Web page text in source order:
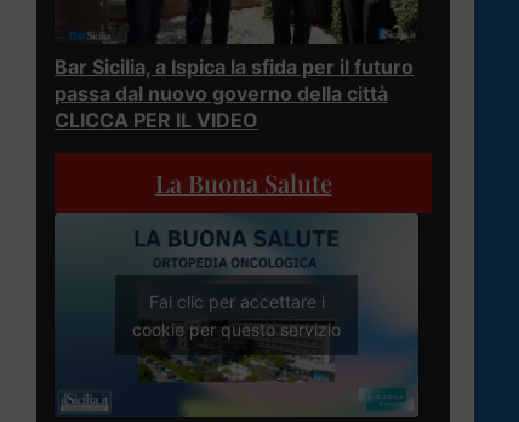
Bar Sicilia, a Ispica la sfida per il futuro
passa dal nuovo governo della città
CLICCA PER IL VIDEO
La Buona Salute
Fai clic per accettare i
cookie per questo servizio